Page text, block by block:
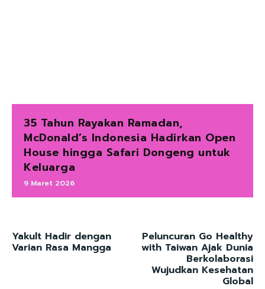
35 Tahun Rayakan Ramadan,
McDonald’s Indonesia Hadirkan Open
House hingga Safari Dongeng untuk
Keluarga
9 Maret 2026
Yakult Hadir dengan
Varian Rasa Mangga
Peluncuran Go Healthy
with Taiwan Ajak Dunia
Berkolaborasi
Wujudkan Kesehatan
Global